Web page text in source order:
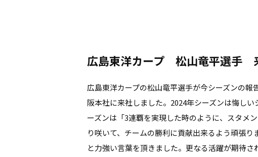
広島東洋カープ 松山竜平選手
広島東洋カープの松山竜平選手が今シーズンの
阪本社に来社しました。2024年シーズンは悔し
ーズンは「3連覇を実現した時のように、スタメ
り咲いて、チームの勝利に貢献出来るよう頑張り
と力強い言葉を頂きました。更なる活躍が期待